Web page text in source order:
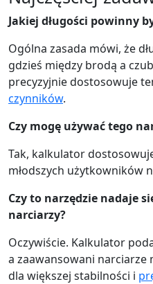
Jakiej długości powinny
Ogólna zasada mówi, że
gdzieś między brodą a
precyzyjnie dostosowuje
czynników.
Czy mogę używać tego
Tak, kalkulator
młodszych użytkowników
Czy to narzędzie nadaje
narciarzy?
Oczywiście. Kalkulator
a zaawansowani narciarze
dla większej stabilności i